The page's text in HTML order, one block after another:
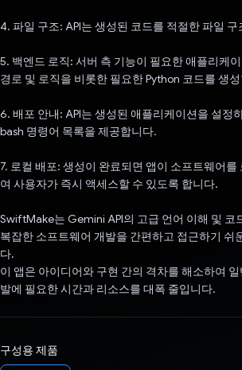
4. 파일 구조: API는 생성된 코드를 적절한 파일
5. 백엔드 로직: 서버 측 기능이 필요한 애플리케
경로 및 로직을 비롯한 필요한 Python 코드를 생
6. 배포 안내: API는 생성된 애플리케이션을 설정
bash 명령어 목록을 제공합니다.
7. 로컬 배포: 생성이 완료되면 앱이 소프트웨어
여 사용자가 즉시 액세스할 수 있도록 합니다.
SwiftMake는 Gemini API의 고급 언어 이해 및 코
복잡한 소프트웨어 개발을 간편하고 접근하기 쉬
다.
이 앱은 아이디어와 구현 간의 격차를 해소하여
발에 필요한 시간과 리소스를 대폭 줄입니다.
구성용 제품